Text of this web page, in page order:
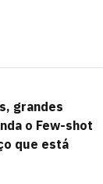
grandes
o Few-shot
que está